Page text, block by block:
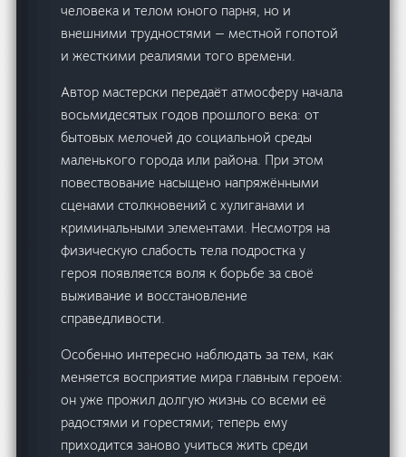
человека и телом юного парня, но и
внешними трудностями — местной гопотой
и жесткими реалиями того времени.
Автор мастерски передаёт атмосферу начала
восьмидесятых годов прошлого века: от
бытовых мелочей до социальной среды
маленького города или района. При этом
повествование насыщено напряжёнными
сценами столкновений с хулиганами и
криминальными элементами. Несмотря на
физическую слабость тела подростка у
героя появляется воля к борьбе за своё
выживание и восстановление
справедливости.
Особенно интересно наблюдать за тем, как
меняется восприятие мира главным героем:
он уже прожил долгую жизнь со всеми её
радостями и горестями; теперь ему
приходится заново учиться жить среди